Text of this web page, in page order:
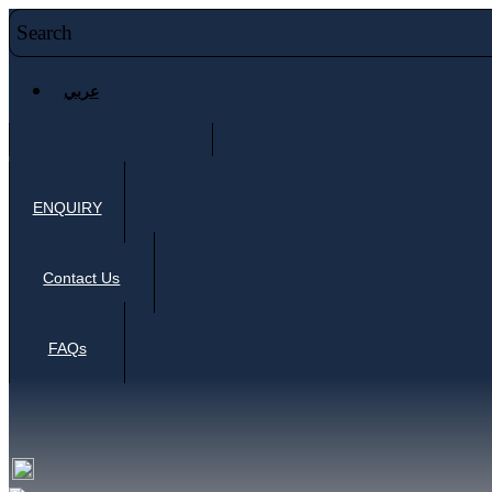
عربي
ENQUIRY
Contact Us
FAQs